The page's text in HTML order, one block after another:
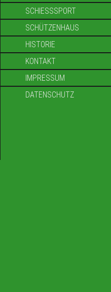
SCHIESSSPORT
SCHÜTZENHAUS
HISTORIE
KONTAKT
IMPRESSUM
DATENSCHUTZ